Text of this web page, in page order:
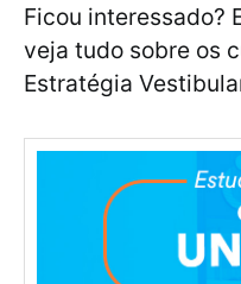
Ficou interessado?
veja tudo sobre os
Estratégia